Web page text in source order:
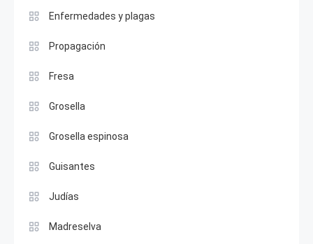
Enfermedades y plagas
Propagación
Fresa
Grosella
Grosella espinosa
Guisantes
Judías
Madreselva